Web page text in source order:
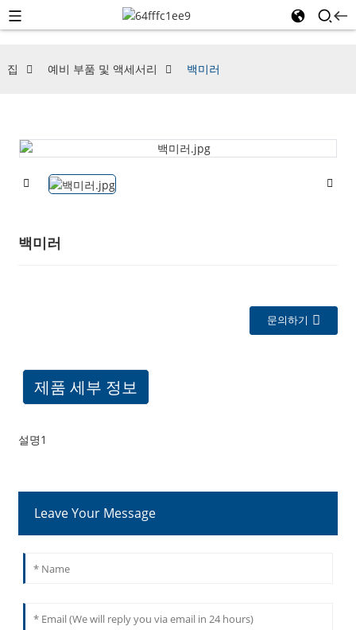
집 예비 부품 및 액세서리 백미러
백미러
문의하기
제품 세부 정보
설명1
Leave Your Message